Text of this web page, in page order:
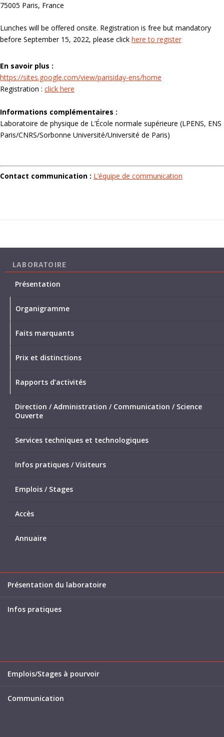
75005 Paris, France
Lunches will be offered onsite. Registration is free but mandatory
before September 15, 2022, please click here to register
En savoir plus :
https://sites.google.com/view/parisiday-ens/home
Registration : click here
Informations complémentaires :
Laboratoire de physique de L’École normale supérieure (LPENS, ENS
Paris/CNRS/Sorbonne Université/Université de Paris)
Contact communication : L’équipe de communication
LABORATOIRE
Présentation
Organigramme
Faits marquants
Prix et distinctions
Rapports d’activités
Direction / Administration / Communication / Science
Ouverte
Services techniques et technologiques
Infos pratiques / Visiteurs
Emplois / Stages
Accès
Annuaire
Présentation du laboratoire
Infos pratiques
Emplois/Stages à pourvoir
Communication